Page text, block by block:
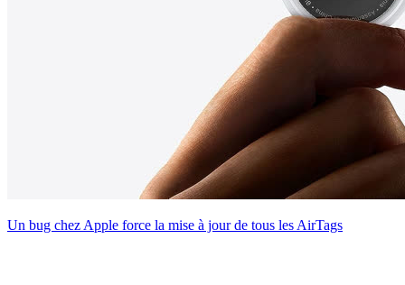
Un bug chez Apple force la mise à jour de tous les AirTags